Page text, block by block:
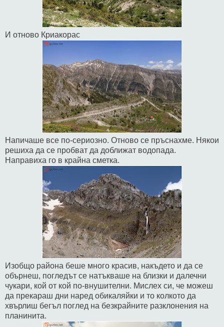
И отново Криакорас
Напичаше все по-сериозно. Отново се пръснахме. Някои
решиха да се пробват да доближат водопада.
Направиха го в крайна сметка.
Изобщо района беше много красив, накъдето и да се
обърнеш, погледът се натъкваше на близки и далечни
чукари, кой от кой по-внушителни. Мислех си, че можеш
да прекараш дни наред обикаляйки и то колкото да
хвърлиш бегъл поглед на безкрайните разклонения на
планинита.